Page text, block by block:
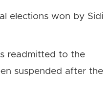
elections won by Sidi
readmitted to the
suspended after the